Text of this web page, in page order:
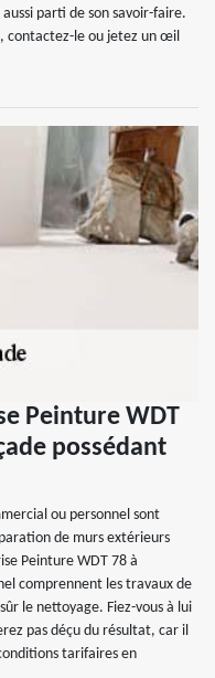
parti de son savoir-faire.
contactez-le ou jetez un œil
Peinture WDT
possédant
ou personnel sont
de murs extérieurs
Peinture WDT 78 à
comprennent les travaux de
le nettoyage. Fiez-vous à lui
pas déçu du résultat, car il
tarifaires en